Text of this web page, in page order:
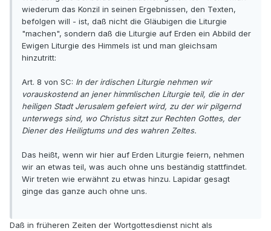
wiederum das Konzil in seinen Ergebnissen, den Texten,
befolgen will - ist, daß nicht die Gläubigen die Liturgie
"machen", sondern daß die Liturgie auf Erden ein Abbild der
Ewigen Liturgie des Himmels ist und man gleichsam
hinzutritt:
Art. 8 von SC: In der irdischen Liturgie nehmen wir
vorauskostend an jener himmlischen Liturgie teil, die in der
heiligen Stadt Jerusalem gefeiert wird, zu der wir pilgernd
unterwegs sind, wo Christus sitzt zur Rechten Gottes, der
Diener des Heiligtums und des wahren Zeltes.
Das heißt, wenn wir hier auf Erden Liturgie feiern, nehmen
wir an etwas teil, was auch ohne uns beständig stattfindet.
Wir treten wie erwähnt zu etwas hinzu. Lapidar gesagt
ginge das ganze auch ohne uns.
Daß in früheren Zeiten der Wortgottesdienst nicht als